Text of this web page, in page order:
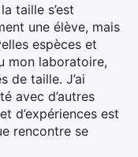
taille s’est
une élève, mais
espèces et
mon laboratoire,
de taille. J’ai
avec d’autres
d’expériences est
rencontre se